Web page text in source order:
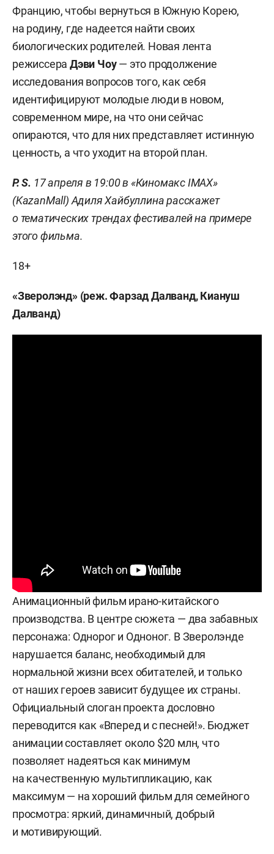
Францию, чтобы вернуться в Южную Корею,
на родину, где надеется найти своих
биологических родителей. Новая лента
режиссераДэви Чоу— это продолжение
исследования вопросов того, как себя
идентифицируют молодые люди в новом,
современном мире, на что они сейчас
опираются, что для них представляет истинную
ценность, а что уходит на второй план.
P. S. 17 апреля в 19:00 в «Киномакс IMAX»
(KazanMall) Адиля Хайбуллина расскажет
о тематических трендах фестивалей на примере
этого фильма.
18+
«Зверолэнд» (реж. Фарзад Далванд, Киануш
Далванд)
Анимационный фильм ирано-китайского
производства. В центре сюжета — два забавных
персонажа: Однорог и Одноног. В Зверолэнде
нарушается баланс, необходимый для
нормальной жизни всех обитателей, и только
от наших героев зависит будущее их страны.
Официальный слоган проекта дословно
переводится как «Вперед и с песней!». Бюджет
анимации составляет около $20 млн, что
позволяет надеяться как минимум
на качественную мультипликацию, как
максимум — на хороший фильм для семейного
просмотра: яркий, динамичный, добрый
и мотивирующий.